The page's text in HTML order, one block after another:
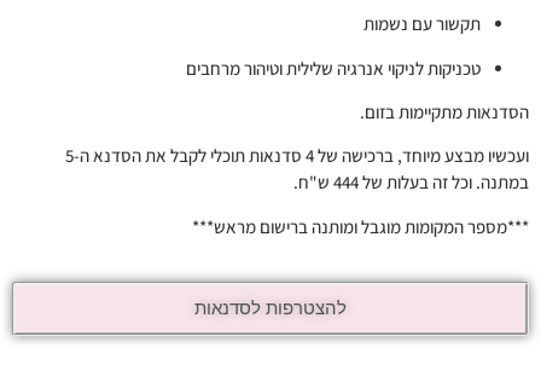
תקשור עם נשמות
טכניקות לניקוי אנרגיה שלילית וטיהור מרחבים
הסדנאות מתקיימות בזום.
ועכשיו מבצע מיוחד, ברכישה של 4 סדנאות תוכלי לקבל את הסדנא ה-5
במתנה. וכל זה בעלות של 444 ש"ח.
***מספר המקומות מוגבל ומותנה ברישום מראש***
להצטרפות לסדנאות